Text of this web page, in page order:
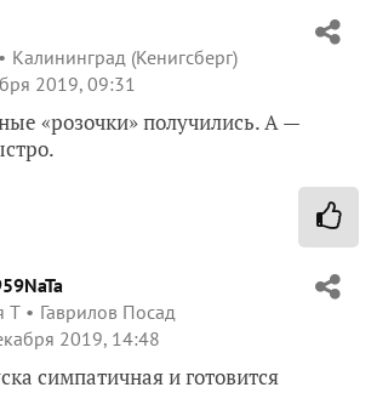
Калининград (Кенигсберг)
2019, 09:31
«розочки» получились. А —
Т
Гаврилов Посад
2019, 14:48
симпатичная и готовится